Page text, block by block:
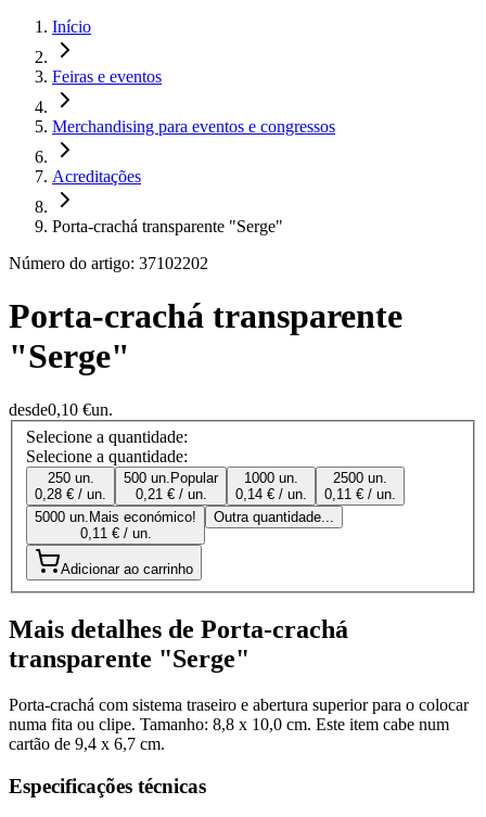
Início
Feiras e eventos
Merchandising para eventos e congressos
Acreditações
Porta-crachá transparente "Serge"
Número do artigo: 37102202
Porta-crachá transparente
"Serge"
desde0,10 €un.
Selecione a quantidade:
Selecione a quantidade:
250 un.
0,28 € / un.
500 un. Popular
0,21 € / un.
1000 un.
0,14 € / un.
2500 un.
0,11 € / un.
5000 un. Mais económico!
0,11 € / un.
Outra quantidade...
Adicionar ao carrinho
Mais detalhes de Porta-crachá
transparente "Serge"
Porta-crachá com sistema traseiro e abertura superior para o colocar
numa fita ou clipe. Tamanho: 8,8 x 10,0 cm. Este item cabe num
cartão de 9,4 x 6,7 cm.
Especificações técnicas